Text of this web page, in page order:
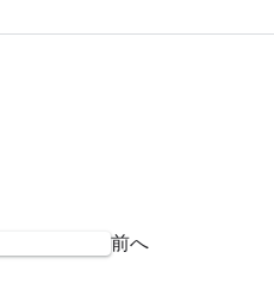
前へ